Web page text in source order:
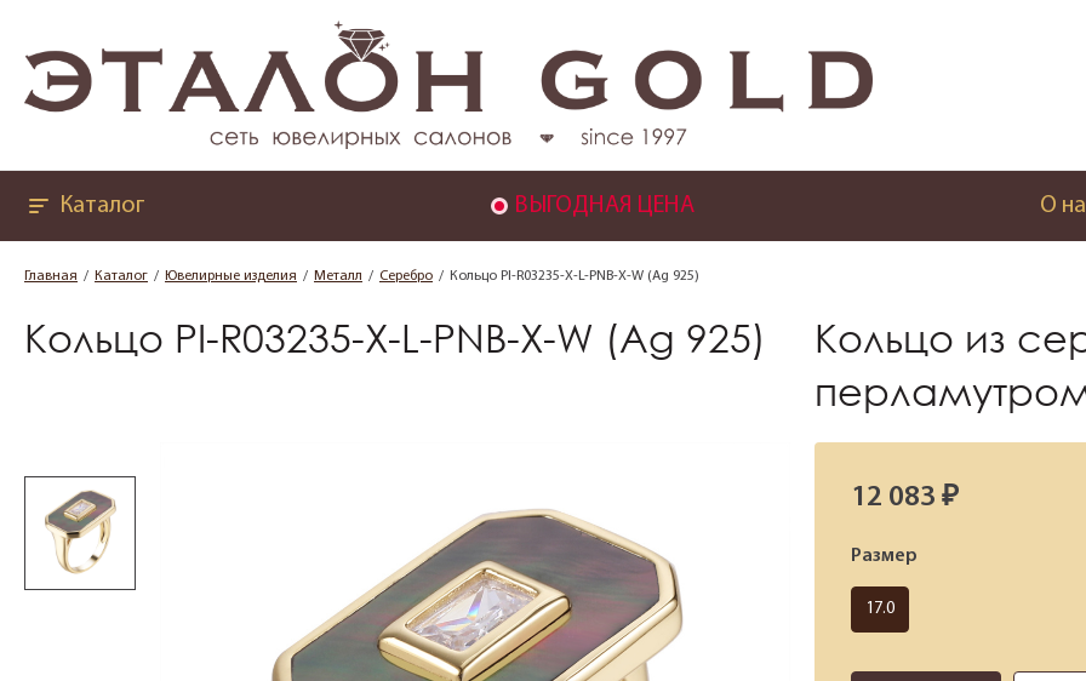
Каталог ВЫГОДНАЯ ЦЕНА О
Главная Каталог Ювелирные изделия Металл Серебро Кольцо PI-R03235-X-L-PNB-X-W (Ag 925)
Кольцо PI-R03235-X-L-PNB-X-W (Ag 925)
Кольцо из
12 083 ₽
Размер
17.0